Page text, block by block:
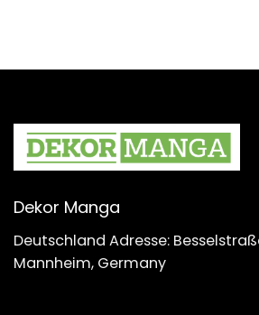
Dekor Manga
Deutschland Adresse:
Mannheim, Germany